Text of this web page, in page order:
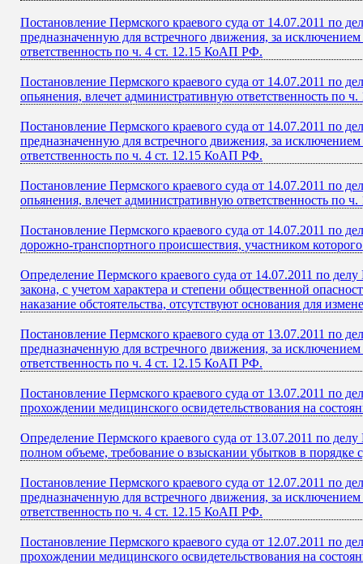
Постановление Пермского краевого суда от 14.07.2011 по
предназначенную для встречного движения, за
ответственность по ч. 4 ст. 12.15 КоАП РФ.
Постановление Пермского краевого суда от 14.07.2011 по
опьянения, влечет административную ответственность по
Постановление Пермского краевого суда от 14.07.2011 по
предназначенную для встречного движения, за
ответственность по ч. 4 ст. 12.15 КоАП РФ.
Постановление Пермского краевого суда от 14.07.2011 по
опьянения, влечет административную ответственность по
Постановление Пермского краевого суда от 14.07.2011 по
дорожно-транспортного происшествия, участником
Определение Пермского краевого суда от 14.07.2011 по
закона, с учетом характера и степени общественной
наказание обстоятельства, отсутствуют основания для
Постановление Пермского краевого суда от 13.07.2011 по
предназначенную для встречного движения, за
ответственность по ч. 4 ст. 12.15 КоАП РФ.
Постановление Пермского краевого суда от 13.07.2011 по
прохождении медицинского освидетельствования на
Определение Пермского краевого суда от 13.07.2011 по
полном объеме, требование о взыскании убытков в порядке
Постановление Пермского краевого суда от 12.07.2011 по
предназначенную для встречного движения, за
ответственность по ч. 4 ст. 12.15 КоАП РФ.
Постановление Пермского краевого суда от 12.07.2011 по
прохождении медицинского освидетельствования на